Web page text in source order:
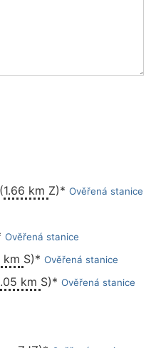
(1.66 km Z)* Ověřená stanice
Ověřená stanice
km S)* Ověřená stanice
km S)* Ověřená stanice